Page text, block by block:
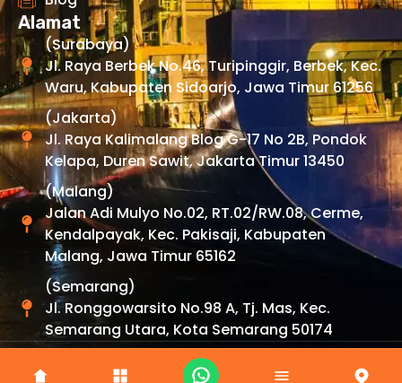
Alamat
(Surabaya)
Jl. Raya Berbek No.46, Turipinggir, Berbek, Kec.
Waru, Kabupaten Sidoarjo, Jawa Timur 61256
(Jakarta)
Jl. Raya Kalimalang Blog G-17 No 2B, Pondok
Kelapa, Duren Sawit, Jakarta Timur 13450
(Malang)
Jalan Adi Mulyo No.02, RT.02/RW.08, Cerme,
Kendalpayak, Kec. Pakisaji, Kabupaten
Malang, Jawa Timur 65162
(Semarang)
Jl. Ronggowarsito No.98 A, Tj. Mas, Kec.
Semarang Utara, Kota Semarang 50174